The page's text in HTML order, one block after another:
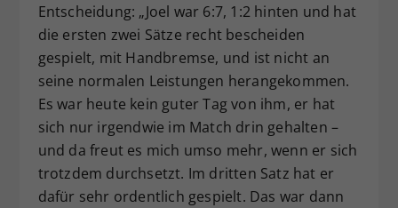
Entscheidung: „Joel war 6:7, 1:2 hinten und hat
die ersten zwei Sätze recht bescheiden
gespielt, mit Handbremse, und ist nicht an
seine normalen Leistungen herangekommen.
Es war heute kein guter Tag von ihm, er hat
sich nur irgendwie im Match drin gehalten –
und da freut es mich umso mehr, wenn er sich
trotzdem durchsetzt. Im dritten Satz hat er
dafür sehr ordentlich gespielt. Das war dann